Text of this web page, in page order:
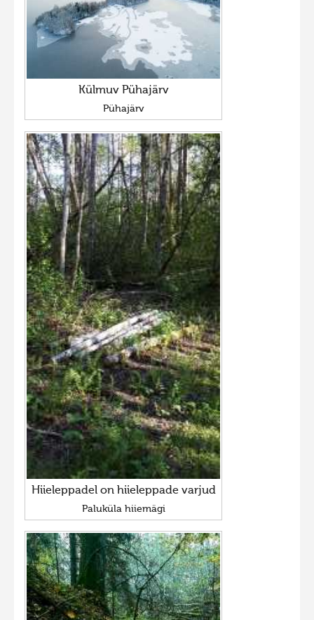
Külmuv Pühajärv
Pühajärv
Hiieleppadel on hiieleppade varjud
Paluküla hiiemägi